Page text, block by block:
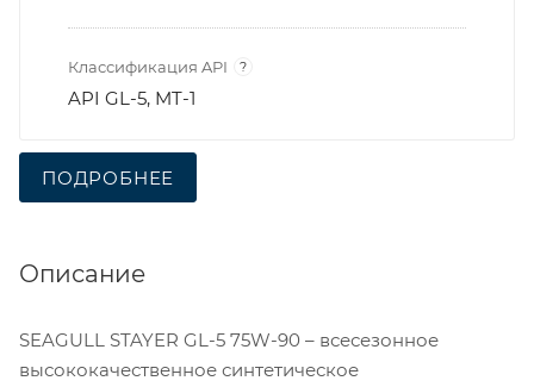
Классификация API ?
API GL-5, MT-1
ПОДРОБНЕЕ
Описание
SEAGULL STAYER GL-5 75W-90 – всесезонное
высококачественное синтетическое